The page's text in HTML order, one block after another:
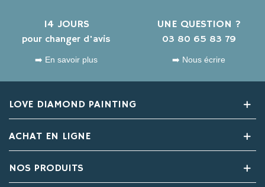
14 JOURS
pour changer d'avis
➡️ En savoir plus
UNE QUESTION ?
03 80 65 83 79
➡️ Nous écrire
LOVE DIAMOND PAINTING
ACHAT EN LIGNE
NOS PRODUITS